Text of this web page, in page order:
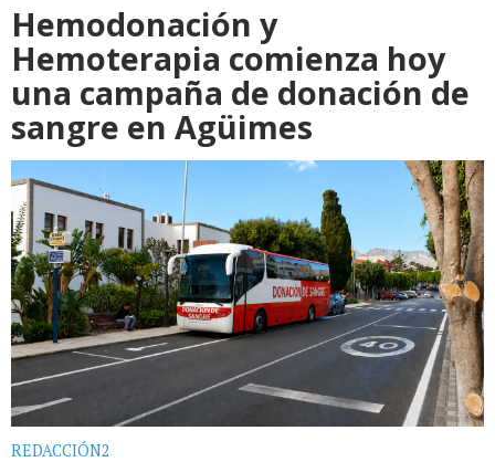
Hemodonación y
Hemoterapia comienza hoy
una campaña de donación de
sangre en Agüimes
REDACCIÓN2